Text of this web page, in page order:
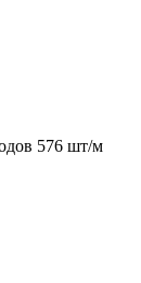
576 шт/м